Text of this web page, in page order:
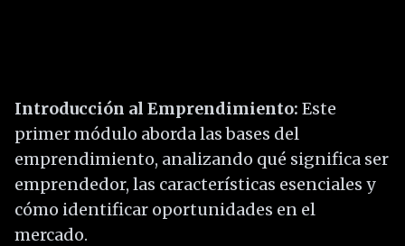
Introducción al Emprendimiento: Este
primer módulo aborda las bases del
emprendimiento, analizando qué significa ser
emprendedor, las características esenciales y
cómo identificar oportunidades en el
mercado.